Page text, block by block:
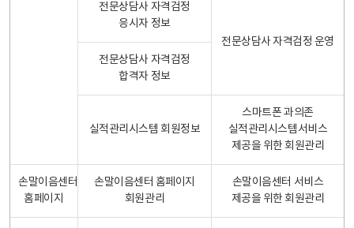
전문상담사 자격검정
응시자 정보
전문상담사 자격검정 운영
전문상담사 자격검정
합격자 정보
실적관리시스템 회원정보
스마트폰 과의존
실적관리시스템서비스
제공을 위한 회원관리
손말이음센터
홈페이지
손말이음센터 홈페이지
회원관리
손말이음센터 서비스
제공을 위한 회원관리